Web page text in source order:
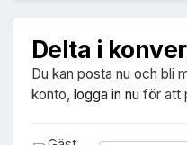
Delta i
Du kan posta nu och bli
konto, logga in nu för att